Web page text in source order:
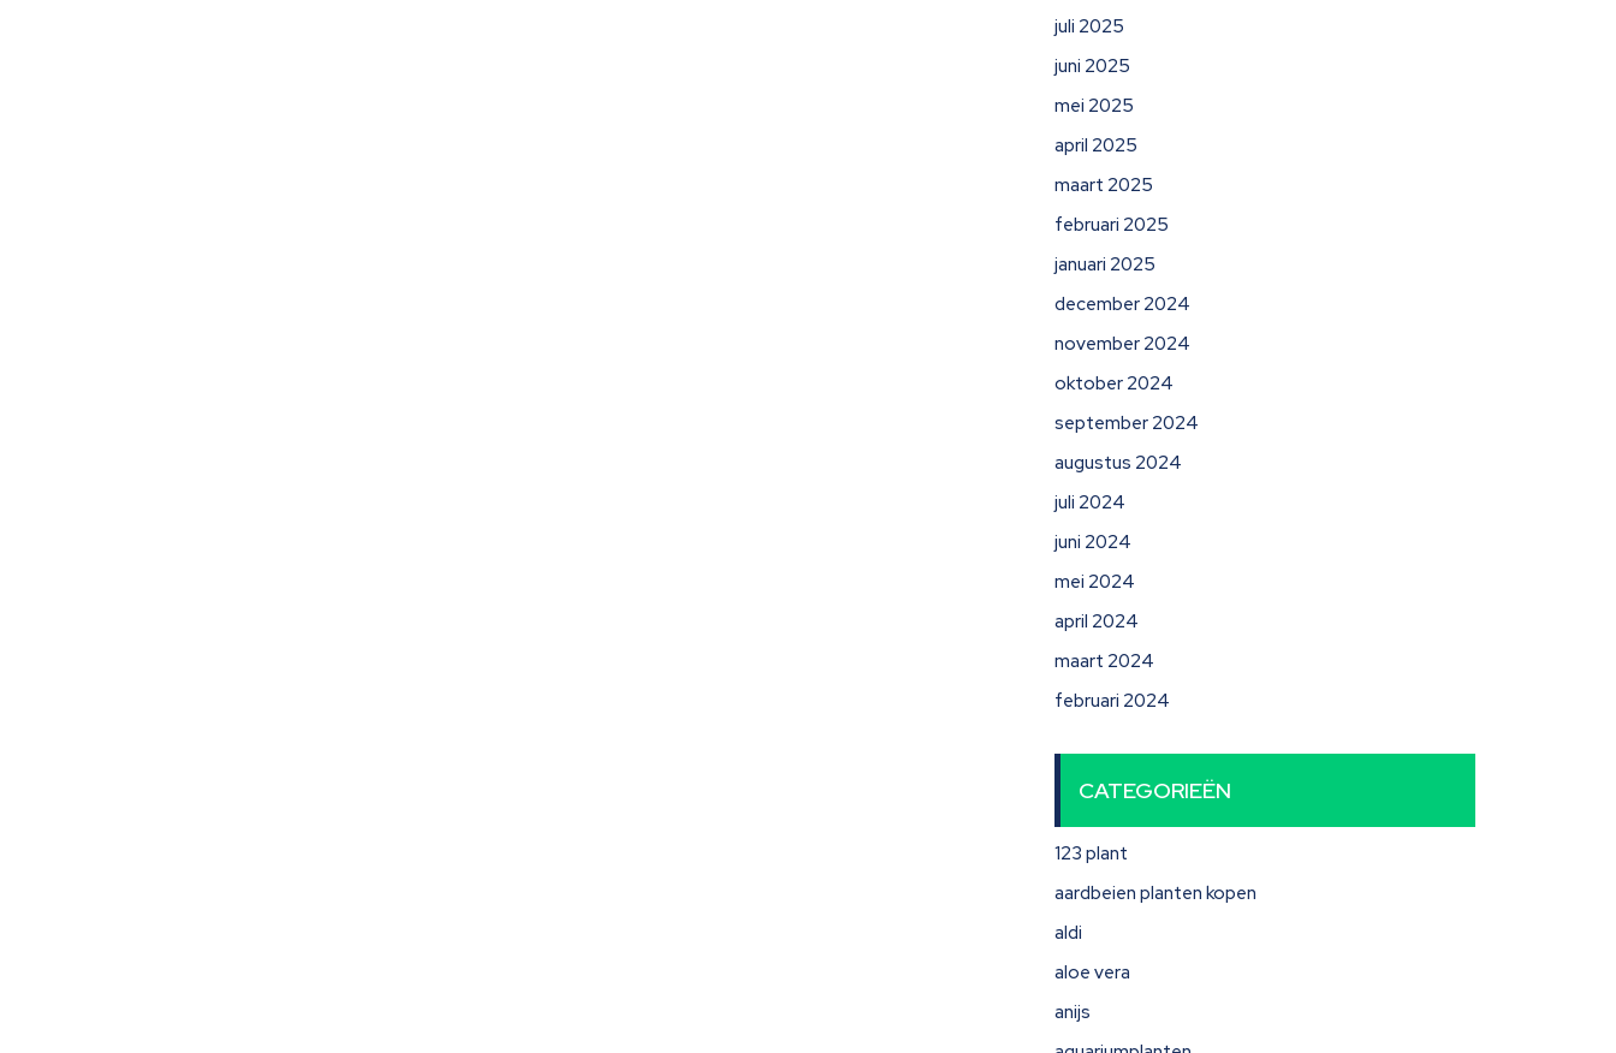
juli 2025
juni 2025
mei 2025
april 2025
maart 2025
februari 2025
januari 2025
december 2024
november 2024
oktober 2024
september 2024
augustus 2024
juli 2024
juni 2024
mei 2024
april 2024
maart 2024
februari 2024
CATEGORIEËN
123 plant
aardbeien planten kopen
aldi
aloe vera
anijs